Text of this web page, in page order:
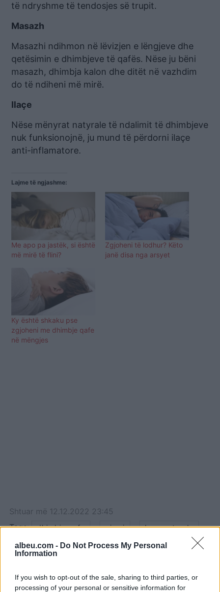
albeu.com - Do Not Process My Personal
Information
If you wish to opt-out of the sale, sharing to third parties, or
processing of your personal or sensitive information for
të ndryshme të tendosjes së trupit.
Masazh
Masazhi ndihmon në lëvizjen e lëngjeve dhe
qetësimin e dhimbjeve të qafës. Nëse ju bëni
masazh, dhimbja kalon dhe ditët në vazhdim
do të ndiheni më mirë.
Ilaçe
Nëse mënyrat natyrale të ndalimit të dhimbjeve
nuk funksionojnë, ju mund të përdorni ilaçe
anti-inflamatore.
Lajme të ngjashme:
Me apo pa jastëk, si është
më mirë të flini?
Zgjoheni të lodhur? Këto
janë disa nga arsyet
Ky është shkaku pse
zgjoheni me dhimbje qafe
në mëngjes
Shtuar më 12.12.2022 23:45
Tags:
dhimbje qafe , gjumi , kura natyrale ,